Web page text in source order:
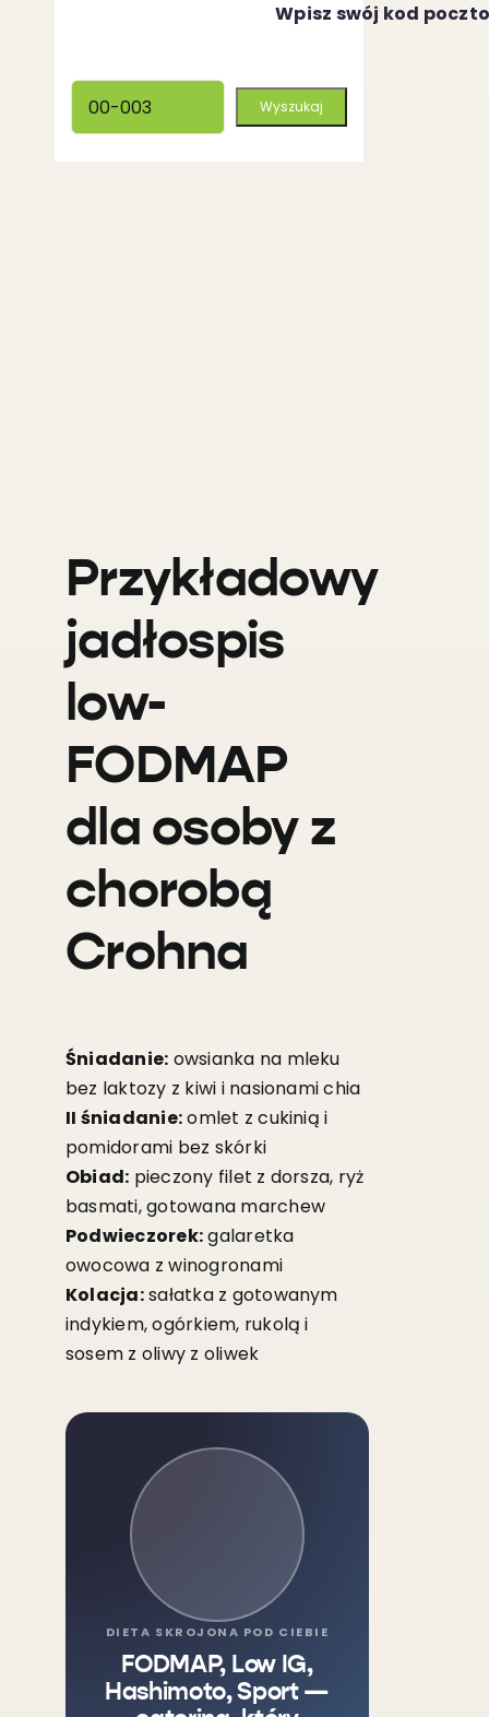
Wpisz swój kod
Przykładowy
jadłospis
low-
FODMAP
dla osoby z
chorobą
Crohna
Śniadanie: owsianka na mleku
bez laktozy z kiwi i nasionami chia
II śniadanie:omlet z cukinią i
pomidorami bez skórki
Obiad: pieczony filet z dorsza, ryż
basmati, gotowana marchew
Podwieczorek:galaretka
owocowa z winogronami
Kolacja:sałatka z gotowanym
indykiem, ogórkiem, rukolą i
sosem z oliwy z oliwek
DIETA SKROJONA POD CIEBIE
FODMAP, Low IG,
Hashimoto, Sport —